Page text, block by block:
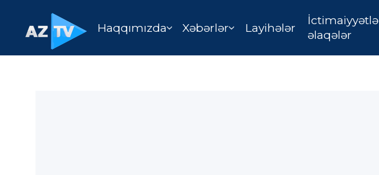
Haqqımızda Xəbərlər Layihələr
İctimaiyyətlə
əlaqələr